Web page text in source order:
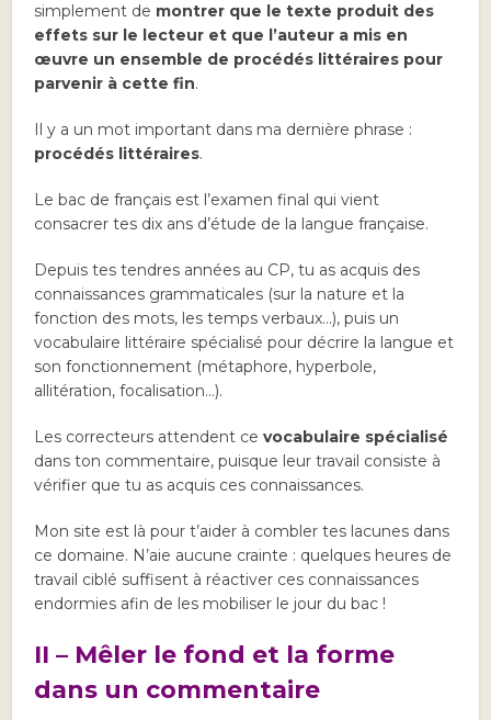
simplement de montrer que le texte produit des
effets sur le lecteur et que l’auteur a mis en
œuvre un ensemble de procédés littéraires pour
parvenir à cette fin.
Il y a un mot important dans ma dernière phrase :
procédés littéraires.
Le bac de français est l’examen final qui vient
consacrer tes dix ans d’étude de la langue française.
Depuis tes tendres années au CP, tu as acquis des
connaissances grammaticales (sur la nature et la
fonction des mots, les temps verbaux…), puis un
vocabulaire littéraire spécialisé pour décrire la langue et
son fonctionnement (métaphore, hyperbole,
allitération, focalisation…).
Les correcteurs attendent cevocabulaire spécialisé
dans ton commentaire, puisque leur travail consiste à
vérifier que tu as acquis ces connaissances.
Mon site est là pour t’aider à combler tes lacunes dans
ce domaine. N’aie aucune crainte : quelques heures de
travail ciblé suffisent à réactiver ces connaissances
endormies afin de les mobiliser le jour du bac !
II – Mêler le fond et la forme
dans un commentaire